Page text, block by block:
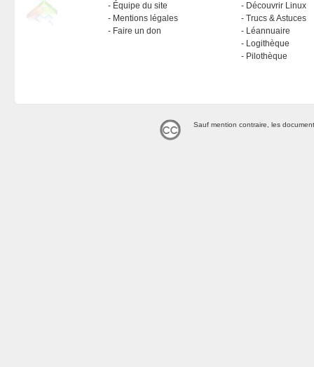
Équipe du site
Mentions légales
Faire un don
Découvrir Linux
Trucs & Astuces
Léannuaire
Logithèque
Pilothèque
Sauf mention contraire, les